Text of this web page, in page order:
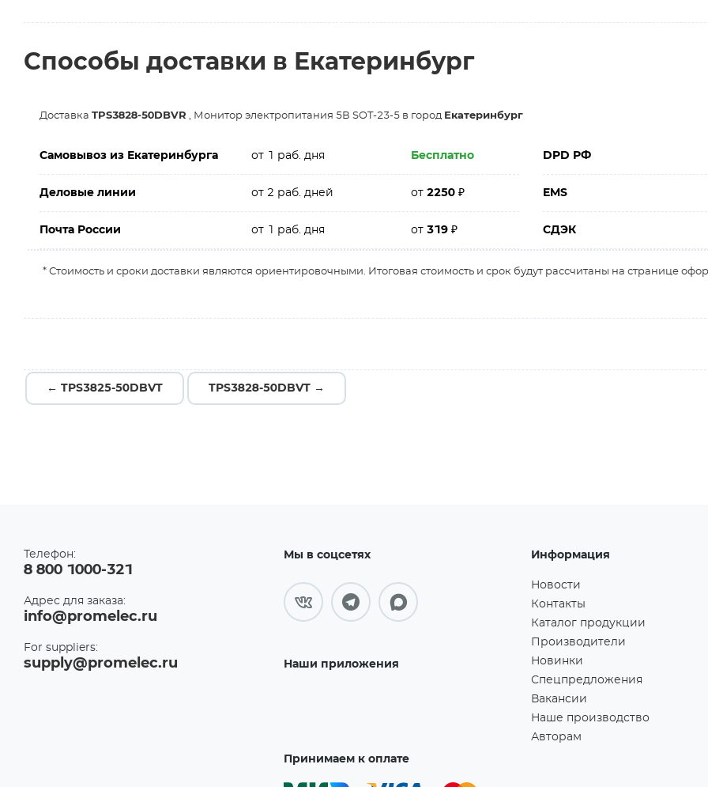
Способы доставки в Екатеринбург
Доставка TPS3828-50DBVR , Монитор электропитания 5В SOT-23-5 в город Екатеринбург
Самовывоз из Екатеринбурга от 1 раб. дня Бесплатно DPD РФ
Деловые линии от 2 раб. дней от2250₽ EMS
Почта России от 1 раб. дня от319₽ СДЭК
* Стоимость и сроки доставки являются ориентировочными. Итоговая стоимость и срок будут рассчитаны на странице
← TPS3825-50DBVT TPS3828-50DBVT →
Телефон:
8 800 1000-321
Адрес для заказа:
info@promelec.ru
For suppliers:
supply@promelec.ru
Мы в соцсетях
Наши приложения
Принимаем к оплате
Информация
Новости
Контакты
Каталог продукции
Производители
Новинки
Спецпредложения
Вакансии
Наше производство
Авторам